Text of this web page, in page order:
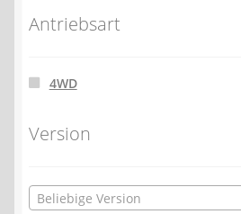
Antriebsart
4WD
Version
Beliebige Version